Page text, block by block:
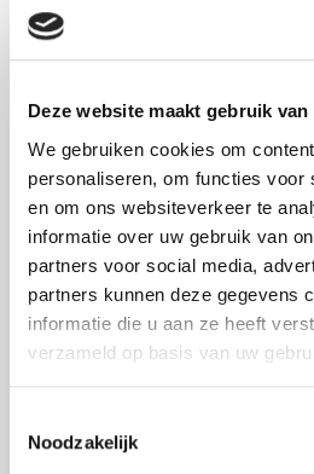
Deze website maakt gebruik van
We gebruiken cookies om
personaliseren, om functies voor
en om ons websiteverkeer te
informatie over uw gebruik van
partners voor social media,
partners kunnen deze gegevens
informatie die u aan ze heeft
verzameld op basis van uw
Noodzakelijk
ANIMATIES,ZAKELIJK
Annimatie voor CMWW
Het CMWW (Centrum
Welzijnswerk) zocht naar een
animatie.